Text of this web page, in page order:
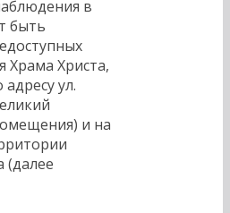
в
быть
Храма Христа,
ул.
и на
(далее